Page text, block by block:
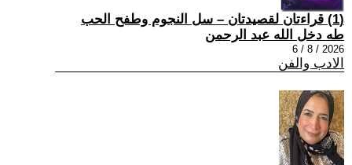
(1) قراءتان لقصيدتان – سل النجوم وطفح الحب
طه دخل الله عبد الرحمن
2026 / 8 / 6
الادب والفن